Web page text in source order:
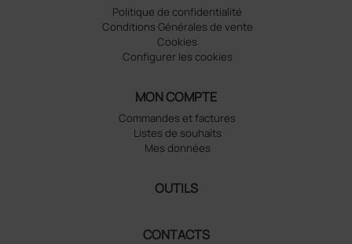
Politique de confidentialité
Conditions Générales de vente
Cookies
Configurer les cookies
MON COMPTE
Commandes et factures
Listes de souhaits
Mes données
OUTILS
CONTACTS